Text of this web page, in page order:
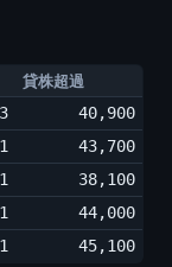
貸株超過
3
40,900
1
43,700
1
38,100
1
44,000
1 45,100